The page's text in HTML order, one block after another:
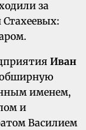
за
Иван
именем,
и
Василием